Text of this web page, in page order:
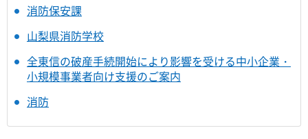
消防保安課
山梨県消防学校
全東信の破産手続開始により影響を受ける中小企業・
小規模事業者向け支援のご案内
消防